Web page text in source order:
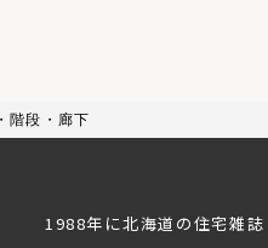
階段・廊下
1988年に北海道の住宅雑